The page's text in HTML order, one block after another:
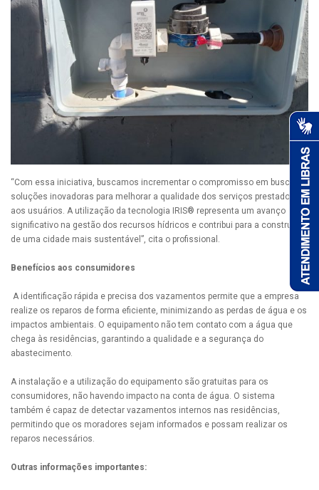
“Com essa iniciativa, buscamos incrementar o compromisso em buscar
soluções inovadoras para melhorar a qualidade dos serviços prestados
aos usuários. A utilização da tecnologia IRIS® representa um avanço
significativo na gestão dos recursos hídricos e contribui para a construção
de uma cidade mais sustentável”, cita o profissional.
Benefícios aos consumidores
A identificação rápida e precisa dos vazamentos permite que a empresa
realize os reparos de forma eficiente, minimizando as perdas de água e os
impactos ambientais. O equipamento não tem contato com a água que
chega às residências, garantindo a qualidade e a segurança do
abastecimento.
A instalação e a utilização do equipamento são gratuitas para os
consumidores, não havendo impacto na conta de água. O sistema
também é capaz de detectar vazamentos internos nas residências,
permitindo que os moradores sejam informados e possam realizar os
reparos necessários.
Outras informações importantes: